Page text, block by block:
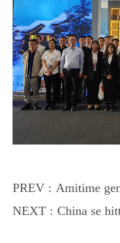
PREV : Amitime
NEXT : China se